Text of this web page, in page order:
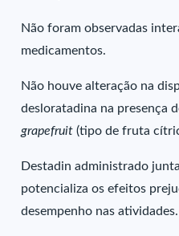
Não foram observadas
medicamentos.
Não houve alteração na
desloratadina na presença
grapefruit (tipo de fruta
Destadin administrado
potencializa os efeitos
desempenho nas atividades.